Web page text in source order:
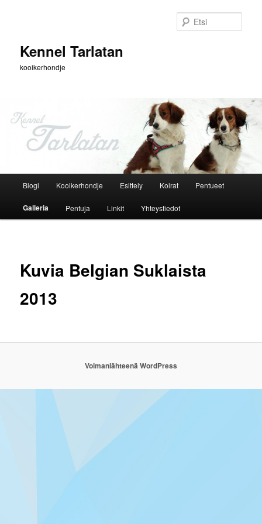
Kennel Tarlatan
kooikerhondje
Blogi Kooikerhondje Esittely Koirat Pentueet
Galleria Pentuja Linkit Yhteystiedot
Kuvia Belgian Suklaista
2013
Voimanlähteenä WordPress